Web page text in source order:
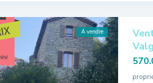
A vendre